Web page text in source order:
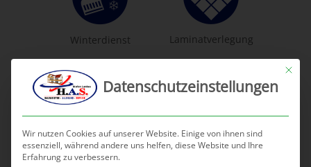
Winterdienst Laminatverlegung
Küchenmontage
Mit
Datenschutzeinstellungen
Wir nutzen Cookies auf unserer Website. Einige von ihnen sind
essenziell, während andere uns helfen, diese Website und Ihre
Erfahrung zu verbessern.